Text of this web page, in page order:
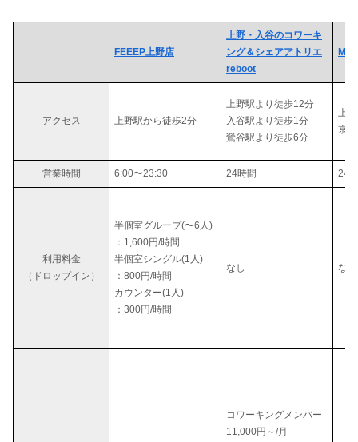
FEEEP上野店
上野・入谷のコワーキ
ング＆シェアアトリエ
reboot
MC
アクセス 上野駅から徒歩2分
上野駅より徒歩12分
入谷駅より徒歩1分
鶯谷駅より徒歩6分
上
京
営業時間 6:00〜23:30 24時間 24
利用料金
（ドロップイン）
半個室グループ(〜6人)
：1,600円/時間
半個室シングル(1人)
：800円/時間
カウンター(1人)
：300円/時間
なし なし
コワーキングメンバー
11,000円～/月